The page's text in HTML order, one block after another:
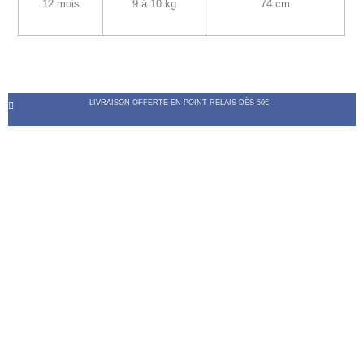
12 mois 9 à 10 kg 74 cm
LIVRAISON OFFERTE EN POINT RELAIS DÈS 50€